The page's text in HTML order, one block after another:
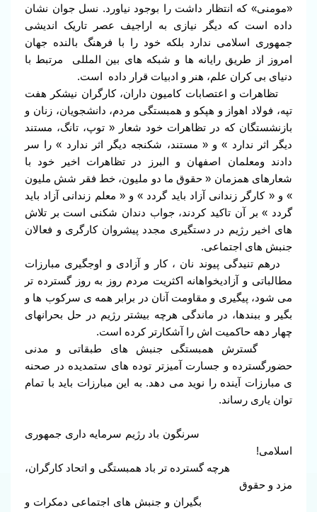
«مومنی» که انتظار داشت را بوجود نیاورد. نسل جوان نشان
داده است که دیگر نیازی به اراجیف عصر تاریک اندیشی
جمهوری اسلامی ندارد بلکه خود را با فرهنگ بالنده جهان
امروز از طریق رایانه ها و شبکه های بین المللی مرتبط با
دنیای بی کران علم، هنر و ادبیات قرار داده است.
تظاهرات و اعتصابات کامیون داران، کارگران نیشکر هفت
تپه، فولاد اهواز و هپکو و همبستگی مردم، دانشجویان، زنان و
بازنشستگان که در تظاهرات خود شعار « توپ، تانگ، مستند
دیگر اثر ندارد » و « مستند، شکنجه دیگر اثر ندارد » را سر
دادند ومعلمان اصفهان و البرز در تظاهرات اخیر خود با
شعارهای همزمان « حقوق ما دو ملیون، خط فقر شش ملیون
» و « کارگر زندانی آزاد باید گردد » و « معلم زندانی آزاد باید
گردد » بر آن تاکید کردند، جواب دندان شکنی است بر تلاش
های اخیر رژیم در دستگیری مجدد پیشروان کارگری و فعالان
جنبش های اجتماعی.
درهم تنیدگی پیوند نان ، کار و آزادی و اوجگیری مبارزات
مطالباتی و آزادیخواهانه اکثریت مردم روز به روز گسترده تر
می شود، پیگیری و مقاومت آنان در برابر همه ی سرکوب ها و
بگیر و ببندها، در ماندگی هرچه بیشتر رژیم در حل بحرانهای
چهار دهه حاکمیت اش را آشکارتر کرده است.
گسترش همبستگی جنبش های طبقاتی و مدنی
حضورگسترده و جسارت آمیزتر توده های ستمدیده در صحنه
ی مبارزات آینده را نوید می دهد. به این مبارزات باید با تمام
توان یاری رساند.
سرنگون باد رژیم سرمایه داری جمهوری
اسلامی!
هرچه گسترده تر باد همبستگی و اتحاد کارگران،
مزد و حقوق
بگیران و جنبش های اجتماعی دمکرات و